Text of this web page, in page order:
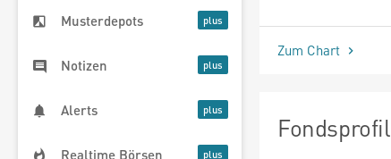
Musterdepots
Notizen
Alerts
Realtime Börsen
Zum Chart
Fondsprofil